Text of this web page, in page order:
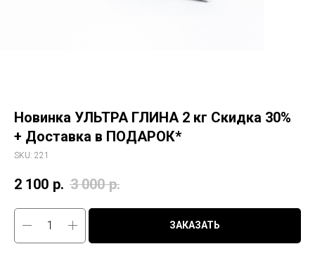
Новинка УЛЬТРА ГЛИНА 2 кг Скидка 30%
+ Доставка в ПОДАРОК*
SKU: 221
2 100 р. 3 000 р.
ЗАКАЗАТЬ